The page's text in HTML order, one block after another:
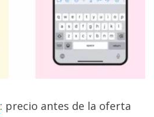
: precio antes de la oferta